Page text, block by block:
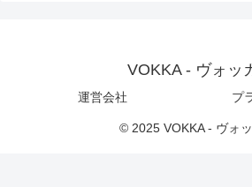
VOKKA - ヴォッ
運営会社 プ
© 2025 VOKKA - ヴォ